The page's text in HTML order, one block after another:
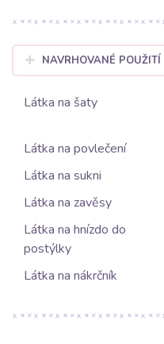
NAVRHOVANÉ POUŽITÍ
Látka na šaty
Látka na povlečení
Látka na sukni
Látka na zavěsy
Látka na hnízdo do
postýlky
Látka na nákrčník